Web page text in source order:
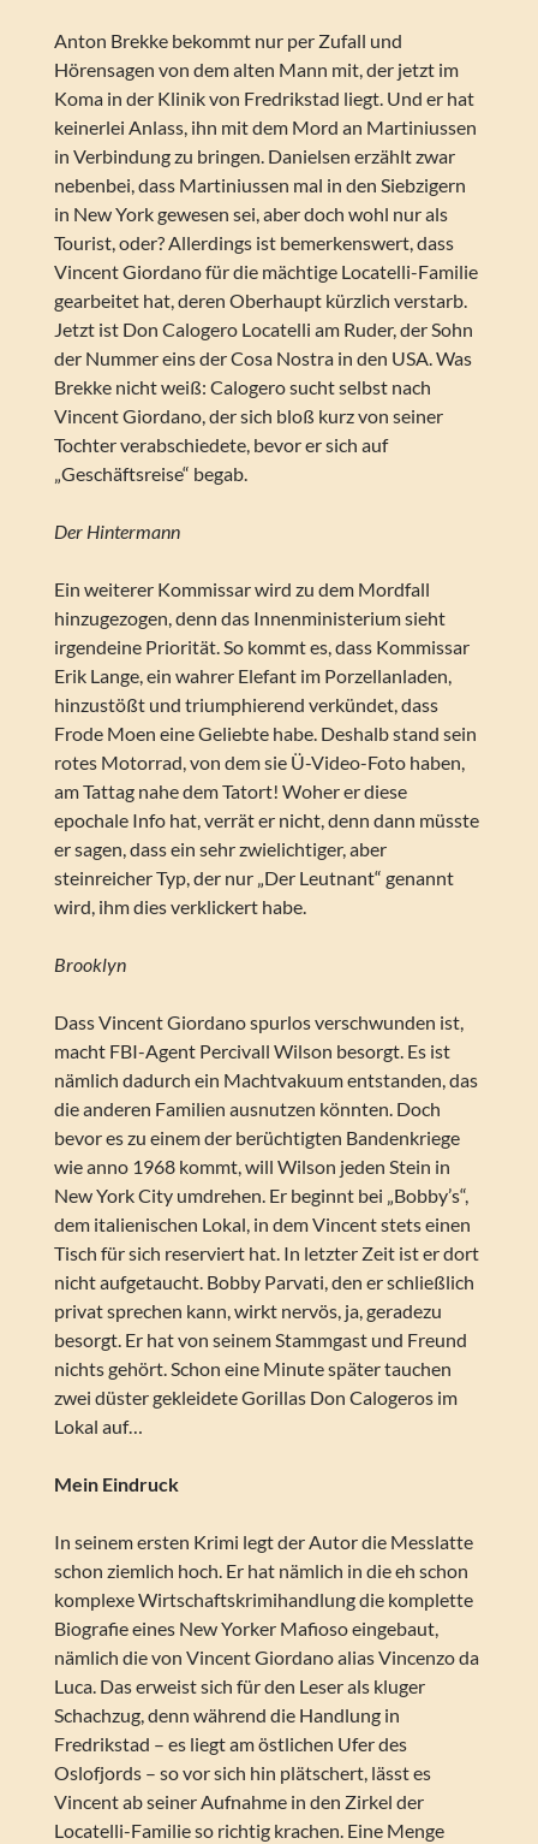
Anton Brekke bekommt nur per Zufall und
Hörensagen von dem alten Mann mit, der jetzt im
Koma in der Klinik von Fredrikstad liegt. Und er hat
keinerlei Anlass, ihn mit dem Mord an Martiniussen
in Verbindung zu bringen. Danielsen erzählt zwar
nebenbei, dass Martiniussen mal in den Siebzigern
in New York gewesen sei, aber doch wohl nur als
Tourist, oder? Allerdings ist bemerkenswert, dass
Vincent Giordano für die mächtige Locatelli-Familie
gearbeitet hat, deren Oberhaupt kürzlich verstarb.
Jetzt ist Don Calogero Locatelli am Ruder, der Sohn
der Nummer eins der Cosa Nostra in den USA. Was
Brekke nicht weiß: Calogero sucht selbst nach
Vincent Giordano, der sich bloß kurz von seiner
Tochter verabschiedete, bevor er sich auf
„Geschäftsreise“ begab.
Der Hintermann
Ein weiterer Kommissar wird zu dem Mordfall
hinzugezogen, denn das Innenministerium sieht
irgendeine Priorität. So kommt es, dass Kommissar
Erik Lange, ein wahrer Elefant im Porzellanladen,
hinzustößt und triumphierend verkündet, dass
Frode Moen eine Geliebte habe. Deshalb stand sein
rotes Motorrad, von dem sie Ü-Video-Foto haben,
am Tattag nahe dem Tatort! Woher er diese
epochale Info hat, verrät er nicht, denn dann müsste
er sagen, dass ein sehr zwielichtiger, aber
steinreicher Typ, der nur „Der Leutnant“ genannt
wird, ihm dies verklickert habe.
Brooklyn
Dass Vincent Giordano spurlos verschwunden ist,
macht FBI-Agent Percivall Wilson besorgt. Es ist
nämlich dadurch ein Machtvakuum entstanden, das
die anderen Familien ausnutzen könnten. Doch
bevor es zu einem der berüchtigten Bandenkriege
wie anno 1968 kommt, will Wilson jeden Stein in
New York City umdrehen. Er beginnt bei „Bobby’s“,
dem italienischen Lokal, in dem Vincent stets einen
Tisch für sich reserviert hat. In letzter Zeit ist er dort
nicht aufgetaucht. Bobby Parvati, den er schließlich
privat sprechen kann, wirkt nervös, ja, geradezu
besorgt. Er hat von seinem Stammgast und Freund
nichts gehört. Schon eine Minute später tauchen
zwei düster gekleidete Gorillas Don Calogeros im
Lokal auf…
Mein Eindruck
In seinem ersten Krimi legt der Autor die Messlatte
schon ziemlich hoch. Er hat nämlich in die eh schon
komplexe Wirtschaftskrimihandlung die komplette
Biografie eines New Yorker Mafioso eingebaut,
nämlich die von Vincent Giordano alias Vincenzo da
Luca. Das erweist sich für den Leser als kluger
Schachzug, denn während die Handlung in
Fredrikstad – es liegt am östlichen Ufer des
Oslofjords – so vor sich hin plätschert, lässt es
Vincent ab seiner Aufnahme in den Zirkel der
Locatelli-Familie so richtig krachen. Eine Menge